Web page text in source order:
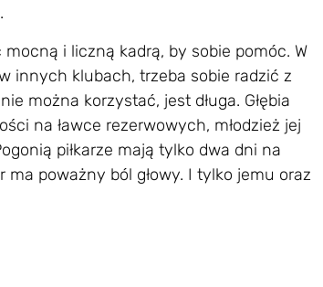
mocną i liczną kadrą, by sobie pomóc. W
innych klubach, trzeba sobie radzić z
można korzystać, jest długa. Głębia
na ławce rezerwowych, młodzież jej
piłkarze mają tylko dwa dni na
poważny ból głowy. I tylko jemu oraz